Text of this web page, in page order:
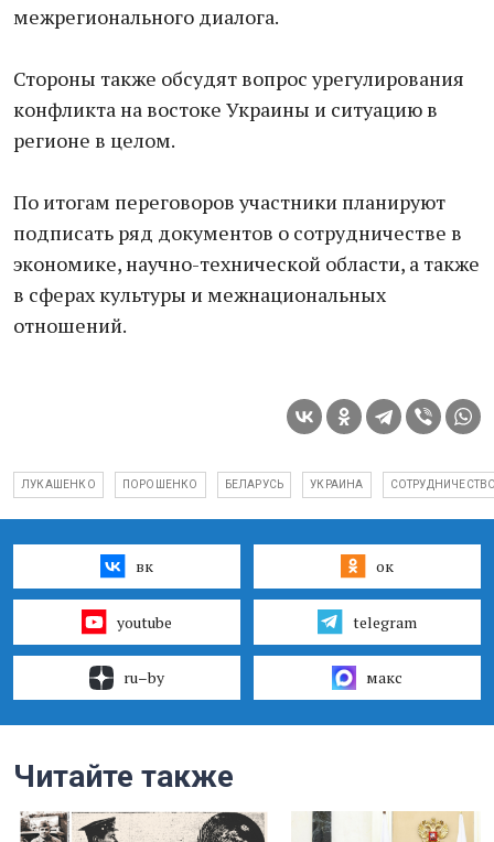
межрегионального диалога.
Стороны также обсудят вопрос урегулирования
конфликта на востоке Украины и ситуацию в
регионе в целом.
По итогам переговоров участники планируют
подписать ряд документов о сотрудничестве в
экономике, научно-технической области, а также
в сферах культуры и межнациональных
отношений.
ЛУКАШЕНКО ПОРОШЕНКО БЕЛАРУСЬ УКРАИНА
вк ок
youtube telegram
ru–by макс
Читайте также